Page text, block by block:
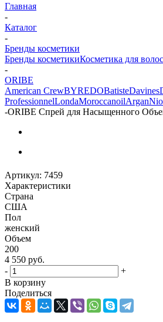
Главная
-
Каталог
-
Бренды косметики
Бренды косметикиКосметика для волос
-
ORIBE
American CrewBYREDOBatisteDavines
ProfessionnelLondaMoroccanoilArgan
-ORIBE Спрей для Насыщенного
Артикул: 7459
Характеристики
Страна
США
Пол
женский
Объем
200
4 550 руб.
-
+
В корзину
Поделиться